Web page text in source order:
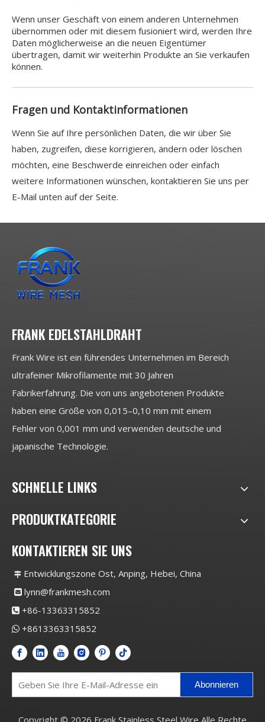
Wenn unser Geschäft von einem anderen Unternehmen
übernommen oder mit diesem fusioniert wird, werden Ihre
Daten möglicherweise an die neuen Eigentümer
übertragen, damit wir weiterhin Produkte an Sie verkaufen
können.
Fragen und Kontaktinformationen
Wenn Sie auf Ihre persönlichen Daten, die wir über Sie
haben, zugreifen, diese korrigieren, ändern oder löschen
möchten, eine Beschwerde einreichen oder einfach
weitere Informationen wünschen, kontaktieren Sie uns per
E-Mail unten auf der Seite.
FRANK EDELSTAHLDRAHT
Frank Wire ist ein führendes Unternehmen im Bereich
ultrafeiner Mikrofilamente mit 30 Jahren
Fabrikerfahrung. Die von uns angebotenen Produkte
haben eine Größe von 0,015–0,10 mm mit einem
Fehler von 0,001 mm und verwenden deutsche und
japanische Technologie.
SCHNELLE LINKS
PRODUKTKATEGORIE
KONTAKTIEREN SIE UNS
 Entwicklungszone Ost, Anping, Hebei, China
 lynn@frankmesh.com
 +86-13363315852
 +8613363315852
Abonnieren